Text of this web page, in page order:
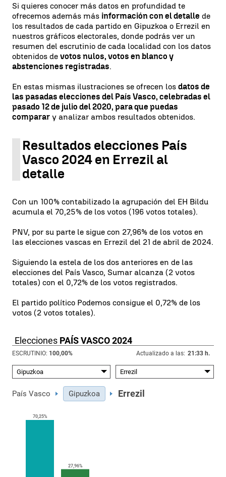
Si quieres conocer más datos en profundidad te
ofrecemos además más información con el detalle de
los resultados de cada partido en Gipuzkoa o Errezil en
nuestros gráficos electorales, donde podrás ver un
resumen del escrutinio de cada localidad con los datos
obtenidos de votos nulos, votos en blanco y
abstenciones registradas.
En estas mismas ilustraciones se ofrecen los datos de
las pasadas elecciones del País Vasco, celebradas el
pasado 12 de julio del 2020, para que puedas
comparar y analizar ambos resultados obtenidos.
Resultados elecciones País
Vasco 2024 en Errezil al
detalle
Con un 100% contabilizado la agrupación del EH Bildu
acumula el 70,25% de los votos (196 votos totales).
PNV, por su parte le sigue con 27,96% de los votos en
las elecciones vascas en Errezil del 21 de abril de 2024.
Siguiendo la estela de los dos anteriores en de las
elecciones del País Vasco, Sumar alcanza (2 votos
totales) con el 0,72% de los votos registrados.
El partido político Podemos consigue el 0,72% de los
votos (2 votos totales).
Elecciones PAÍS VASCO 2024
ESCRUTINIO: 100,00% Actualizado a las: 21:33 h.
País Vasco Gipuzkoa Errezil
70,25%
27,96%